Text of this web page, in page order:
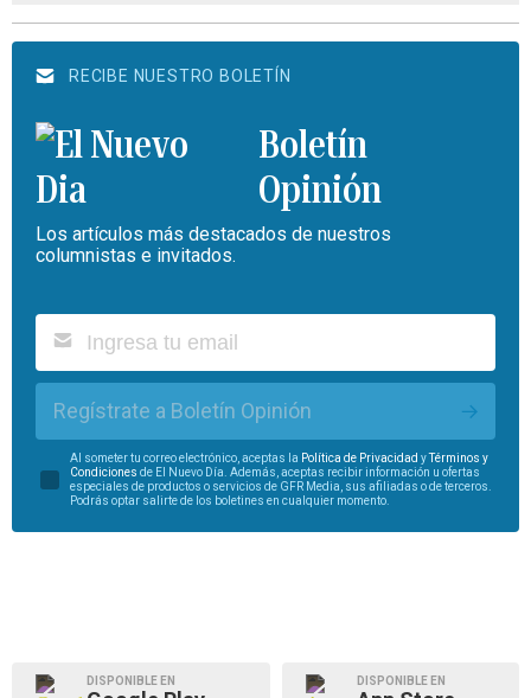
RECIBE NUESTRO BOLETÍN
Boletín
Opinión
Los artículos más destacados de nuestros
columnistas e invitados.
Regístrate a Boletín Opinión
Al someter tu correo electrónico, aceptas la Política de Privacidad yTérminos y
Condiciones de El Nuevo Día. Además, aceptas recibir información u ofertas
especiales de productos o servicios de GFR Media, sus afiliadas o de terceros.
Podrás optar salirte de los boletines en cualquier momento.
DISPONIBLE EN DISPONIBLE EN